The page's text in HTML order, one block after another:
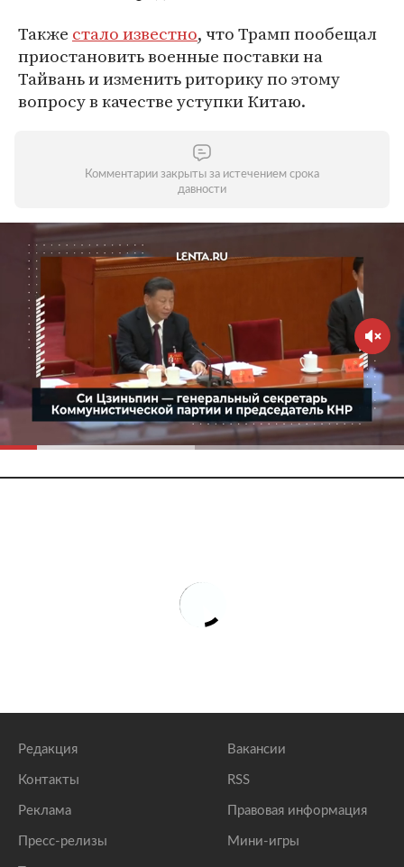
Также стало известно, что Трамп пообещал
приостановить военные поставки на
Тайвань и изменить риторику по этому
вопросу в качестве уступки Китаю.
Комментарии закрыты за истечением срока
давности
Редакция
Контакты
Реклама
Пресс-релизы
Вакансии
RSS
Правовая информация
Мини-игры